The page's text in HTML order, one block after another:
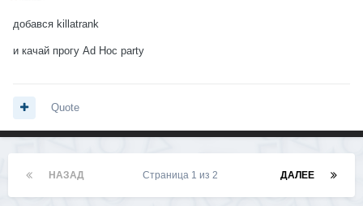
добався killatrank
и качай прогу Ad Hoc party
Quote
НАЗАД ДАЛЕЕ
Страница 1 из 2